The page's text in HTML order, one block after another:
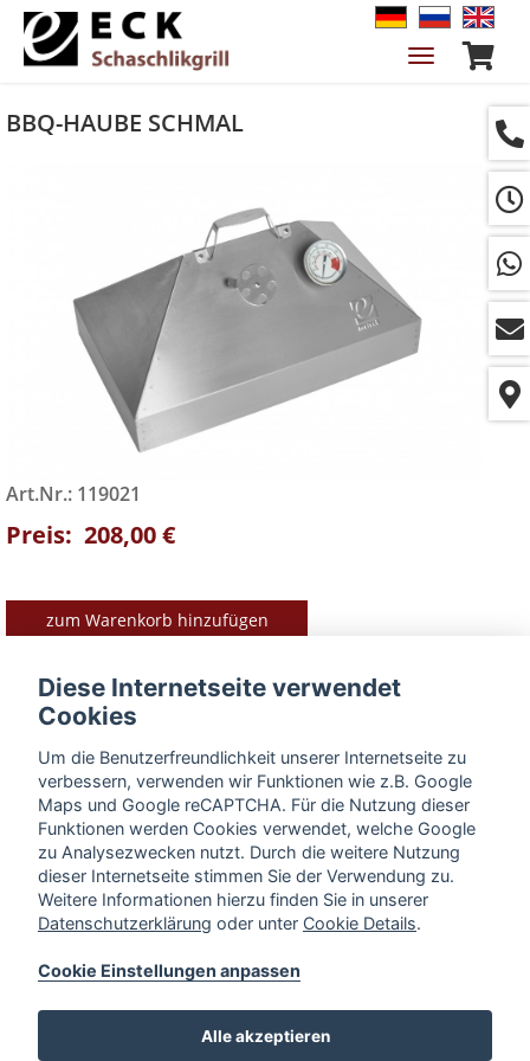
Navigation
BBQ-HAUBE SCHMAL
Art.Nr.: 119021
Preis: 208,00 €
zum Warenkorb hinzufügen
Produkt-Vorteile im Überblick
► inkl. Thermometer bis 450 °C
► komplett aus Edelstahl
BESCHREIBUNG
« zurück zum Produkt
Diese Internetseite verwendet
Cookies
Um die Benutzerfreundlichkeit unserer Internetseite zu
verbessern, verwenden wir Funktionen wie z.B. Google
Maps und Google reCAPTCHA. Für die Nutzung dieser
Funktionen werden Cookies verwendet, welche Google
zu Analysezwecken nutzt. Durch die weitere Nutzung
dieser Internetseite stimmen Sie der Verwendung zu.
Weitere Informationen hierzu finden Sie in unserer
Datenschutzerklärung oder unter Cookie Details.
Cookie Einstellungen anpassen
Alle akzeptieren